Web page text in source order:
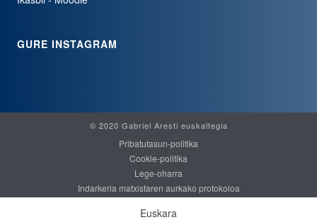
GURE INSTAGRAM
© 2020 Gabriel Aresti euskaltegia
Pribatutasun-politika
Cookie-politika
Lege-oharra
Indarkeria matxistaren aurkako protokoloa
Euskara